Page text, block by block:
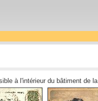
à l'intérieur du bâtiment de